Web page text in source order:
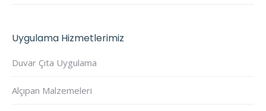
Uygulama Hizmetlerimiz
Duvar Çıta Uygulama
Alçıpan Malzemeleri